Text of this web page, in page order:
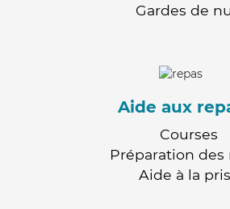
Gardes de
Aide aux
Courses
Préparation des
Aide à la